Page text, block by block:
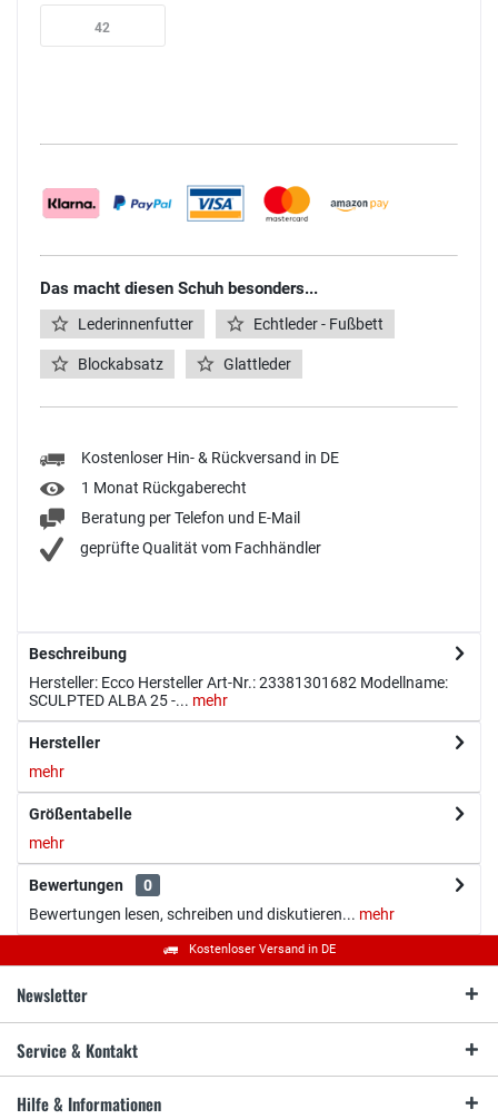
42
Das macht diesen Schuh besonders...
Lederinnenfutter Echtleder - Fußbett
Blockabsatz Glattleder
Kostenloser Hin- & Rückversand in DE
1 Monat Rückgaberecht
Beratung per Telefon und E-Mail
geprüfte Qualität vom Fachhändler
Beschreibung
Hersteller: Ecco Hersteller Art-Nr.: 23381301682 Modellname:
SCULPTED ALBA 25 -... mehr
Hersteller
mehr
Größentabelle
mehr
Bewertungen
0
Bewertungen lesen, schreiben und diskutieren... mehr
Kostenloser Versand in DE
Newsletter
Service & Kontakt
Hilfe & Informationen